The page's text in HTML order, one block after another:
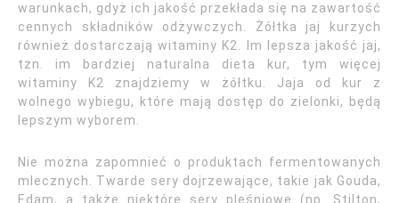
warunkach, gdyż ich jakość przekłada się na zawartość
cennych składników odżywczych. Żółtka jaj kurzych
również dostarczają witaminy K2. Im lepsza jakość jaj,
tzn. im bardziej naturalna dieta kur, tym więcej
witaminy K2 znajdziemy w żółtku. Jaja od kur z
wolnego wybiegu, które mają dostęp do zielonki, będą
lepszym wyborem.
Nie można zapomnieć o produktach fermentowanych
mlecznych. Twarde sery dojrzewające, takie jak Gouda,
Edam, a także niektóre sery pleśniowe (np. Stilton,